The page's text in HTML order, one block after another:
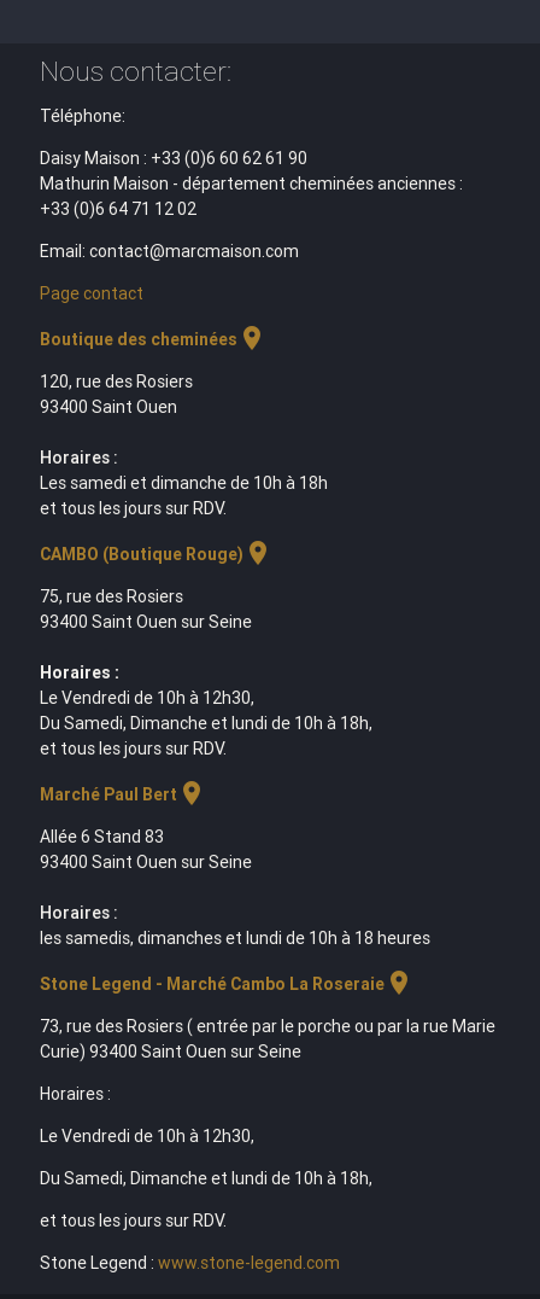
Nous contacter:
Téléphone:
Daisy Maison : +33 (0)6 60 62 61 90
Mathurin Maison - département cheminées anciennes :
+33 (0)6 64 71 12 02
Email: contact@marcmaison.com
Page contact
Boutique des cheminées location_on
120, rue des Rosiers
93400 Saint Ouen
Horaires :
Les samedi et dimanche de 10h à 18h
et tous les jours sur RDV.
CAMBO (Boutique Rouge) location_on
75, rue des Rosiers
93400 Saint Ouen sur Seine
Horaires :
Le Vendredi de 10h à 12h30,
Du Samedi, Dimanche et lundi de 10h à 18h,
et tous les jours sur RDV.
Marché Paul Bert location_on
Allée 6 Stand 83
93400 Saint Ouen sur Seine
Horaires :
les samedis, dimanches et lundi de 10h à 18 heures
Stone Legend - Marché Cambo La Roseraielocation_on
73, rue des Rosiers ( entrée par le porche ou par la rue Marie
Curie) 93400 Saint Ouen sur Seine
Horaires :
Le Vendredi de 10h à 12h30,
Du Samedi, Dimanche et lundi de 10h à 18h,
et tous les jours sur RDV.
Stone Legend : www.stone-legend.com